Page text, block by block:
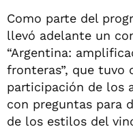
Como parte del
llevó adelante un
“Argentina:
fronteras”, que
participación de los
con preguntas para
de los estilos del